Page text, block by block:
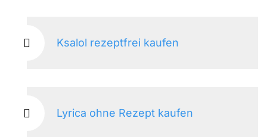
Ksalol rezeptfrei kaufen
Lyrica ohne Rezept kaufen